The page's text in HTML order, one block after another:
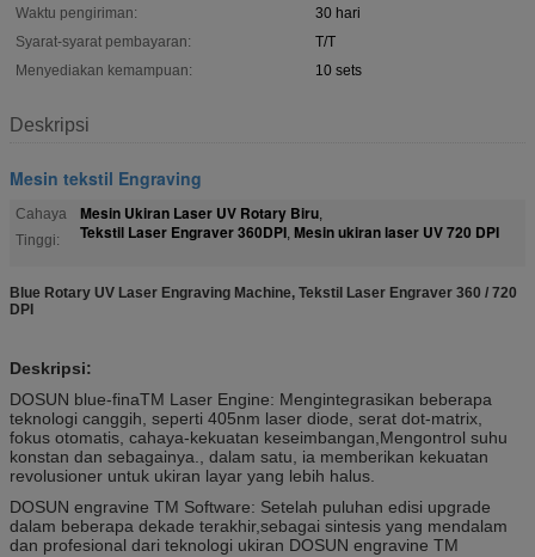
Waktu pengiriman:
30 hari
Syarat-syarat pembayaran:
T/T
Menyediakan kemampuan:
10 sets
Deskripsi
Mesin tekstil Engraving
Cahaya
Tinggi:
Mesin Ukiran Laser UV Rotary Biru,
Tekstil Laser Engraver 360DPI, Mesin ukiran laser UV 720 DPI
Blue Rotary UV Laser Engraving Machine, Tekstil Laser Engraver 360 / 720
DPI
Deskripsi:
DOSUN blue-finaTM Laser Engine: Mengintegrasikan beberapa
teknologi canggih, seperti 405nm laser diode, serat dot-matrix,
fokus otomatis, cahaya-kekuatan keseimbangan,Mengontrol suhu
konstan dan sebagainya., dalam satu, ia memberikan kekuatan
revolusioner untuk ukiran layar yang lebih halus.
DOSUN engravine TM Software: Setelah puluhan edisi upgrade
dalam beberapa dekade terakhir,sebagai sintesis yang mendalam
dan profesional dari teknologi ukiran DOSUN engravine TM